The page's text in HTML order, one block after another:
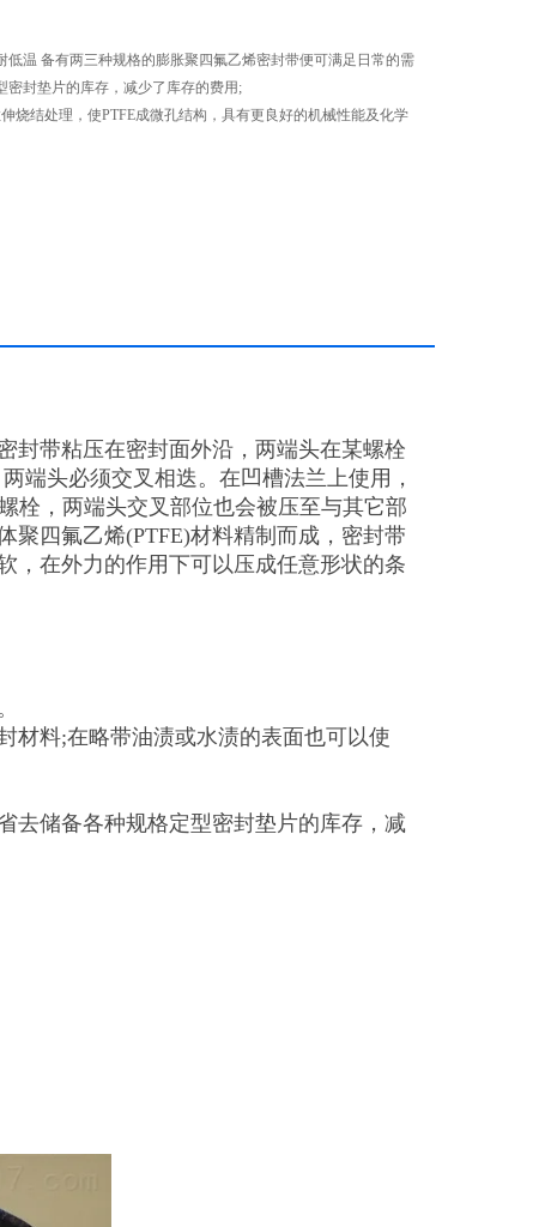
低温 备有两三种规格的膨胀聚四氟乙烯密封带便可满足日常的需
密封垫片的库存，减少了库存的费用;
烧结处理，使PTFE成微孔结构，具有更良好的机械性能及化学
封带粘压在密封面外沿，两端头在某螺栓
端头必须交叉相迭。在凹槽法兰上使用，
栓，两端头交叉部位也会被压至与其它部
聚四氟乙烯(PTFE)材料精制而成，密封带
，在外力的作用下可以压成任意形状的条
材料;在略带油渍或水渍的表面也可以使
去储备各种规格定型密封垫片的库存，减